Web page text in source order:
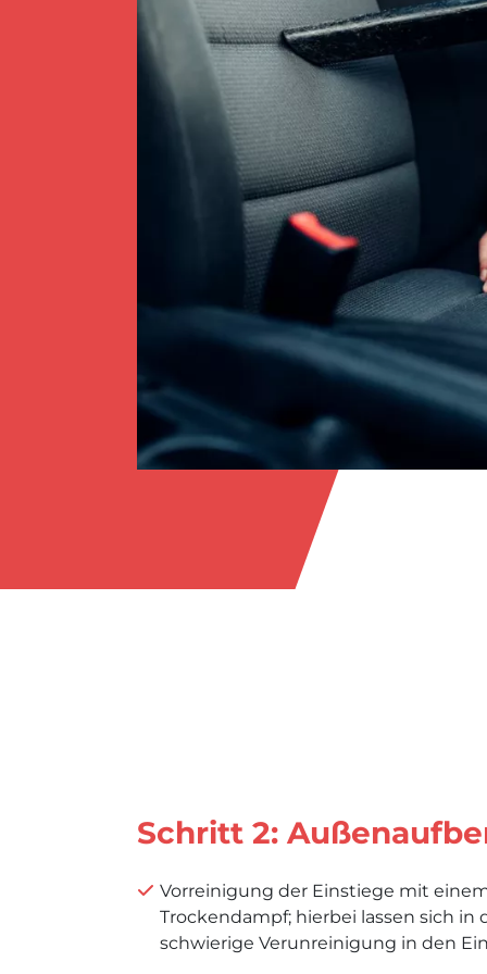
Schritt 2:
Vorreinigung der Einstiege mit
Trockendampf; hierbei lassen sich in
schwierige Verunreinigung in den